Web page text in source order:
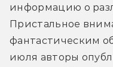
информацию о
Пристальное
фантастическим
июля авторы